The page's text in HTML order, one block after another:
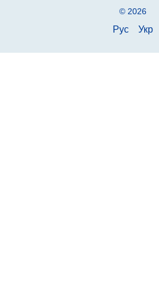
© 2026
Рус Укр